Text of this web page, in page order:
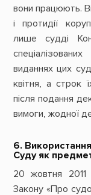
вони працюють.
і протидії
лише судді
виданнях цих
квітня, а строк
після подання
вимоги, жодної
6.
Суду як
20 жовтня
Закону «Про